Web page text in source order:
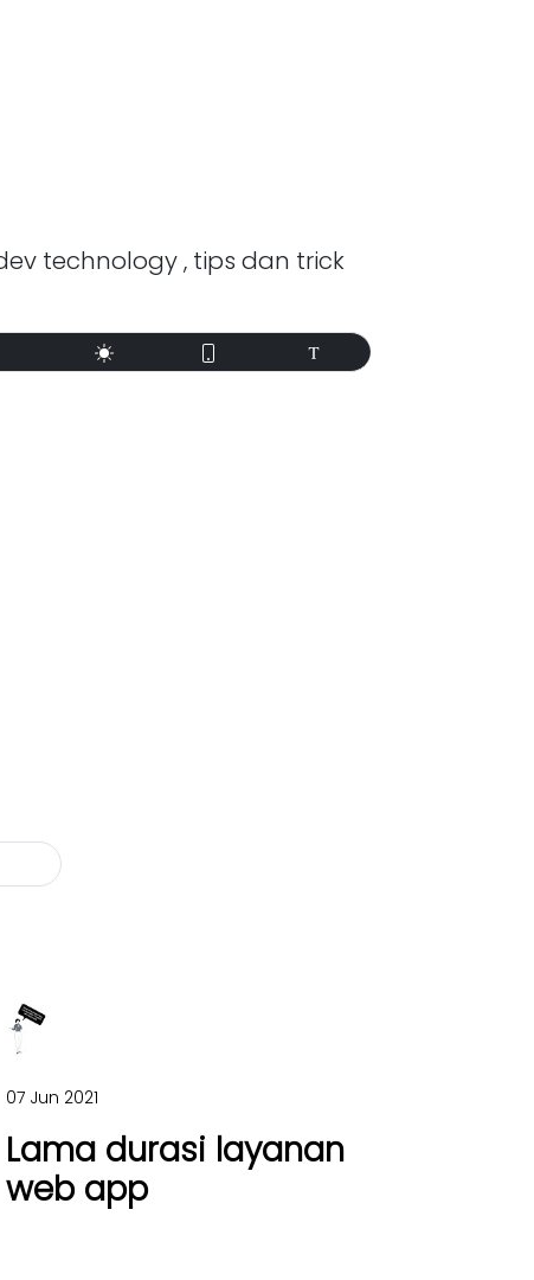
technology , tips dan trick
07 Jun 2021
Lama durasi layanan
web app